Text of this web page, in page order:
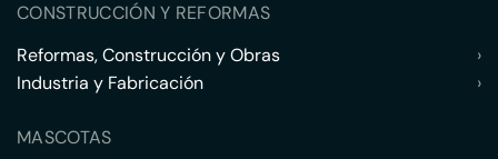
CONSTRUCCIÓN Y REFORMAS
Reformas, Construcción y Obras
›
Industria y Fabricación
›
MASCOTAS